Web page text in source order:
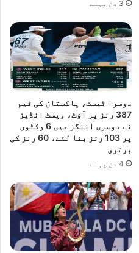
3 دن پہلے
دوسرا ٹیسٹ، پاکستان کی ٹیم
387 رنز پر آؤٹ، ویسٹ انڈیز
نے دوسری اننگز میں 6 وکٹوں
پر 103 رنز بنا لئے، 60 رنز کی
برتری
4 دن پہلے